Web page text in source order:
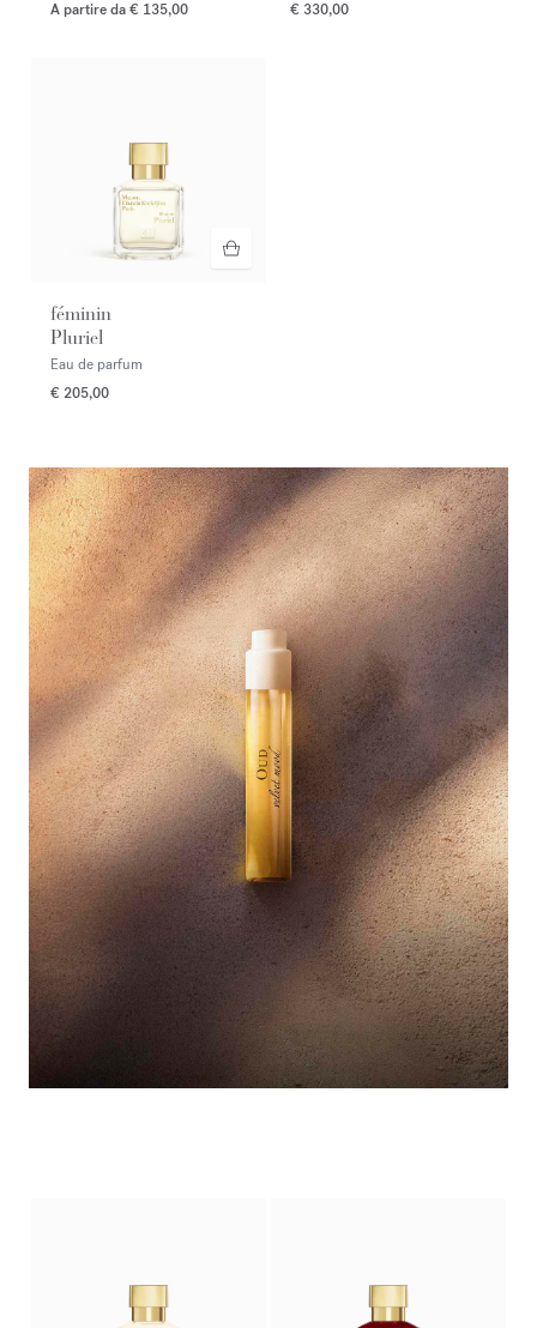
A partire da€ 135,00 € 330,00
féminin
Pluriel
Eau de parfum
€ 205,00
<p><span style="color:#ffffff;">Nuovo OUD <em>velvet mood</